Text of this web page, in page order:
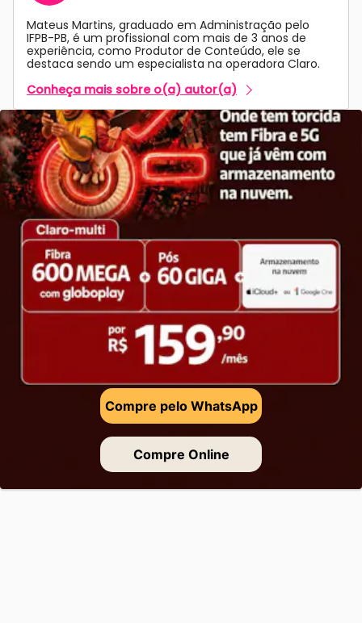
Mateus Martins, graduado em Administração pelo
IFPB-PB, é um profissional com mais de 3 anos de
experiência, como Produtor de Conteúdo, ele se
destaca sendo um especialista na operadora Claro.
Conheça mais sobre o(a) autor(a)
Compre pelo WhatsApp
Compre Online